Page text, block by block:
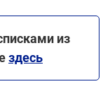
из
здесь